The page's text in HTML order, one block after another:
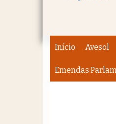
Início Avesol
Emendas